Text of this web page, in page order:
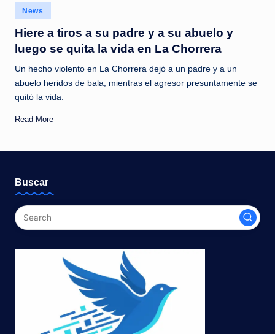
c
i
a
s
a
n
t
a
n
t
Posted
in
News
Hiere a tiros a su padre y a su abuelo y
luego se quita la vida en La Chorrera
Un hecho violento en La Chorrera dejó a un padre y a un
abuelo heridos de bala, mientras el agresor presuntamente se
quitó la vida.
Read More
Buscar